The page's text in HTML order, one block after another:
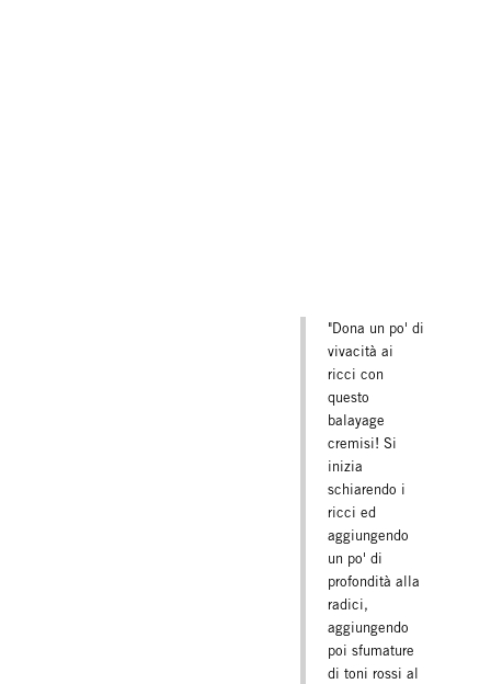
"Dona un po' di
vivacità ai
ricci con
questo
balayage
cremisi! Si
inizia
schiarendo i
ricci ed
aggiungendo
un po' di
profondità alla
radici,
aggiungendo
poi sfumature
di toni rossi al